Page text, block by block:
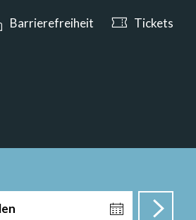
ab 10:00 Uhr geöffnet
Barrierefreiheit Tickets